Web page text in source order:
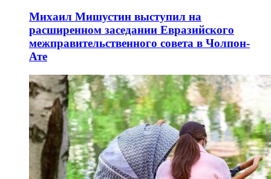
Михаил Мишустин выступил на
расширенном заседании Евразийского
межправительственного совета в Чолпон-
Ате